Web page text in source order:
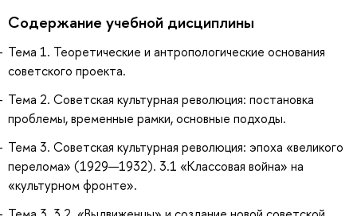
Содержание учебной дисциплины
Тема 1. Теоретические и антропологические основания
советского проекта.
Тема 2. Советская культурная революция: постановка
проблемы, временные рамки, основные подходы.
Тема 3. Советская культурная революция: эпоха «великого
перелома» (1929—1932). 3.1 «Классовая война» на
«культурном фронте».